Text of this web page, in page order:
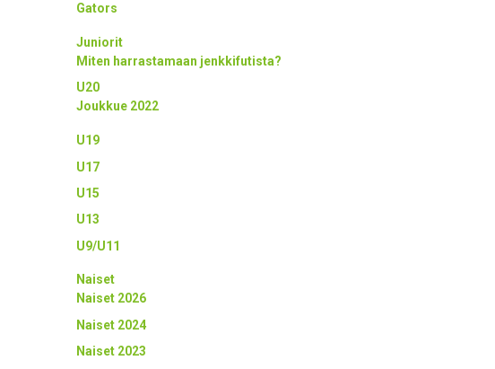
Gators
Juniorit
Miten harrastamaan jenkkifutista?
U20
Joukkue 2022
U19
U17
U15
U13
U9/U11
Naiset
Naiset 2026
Naiset 2024
Naiset 2023